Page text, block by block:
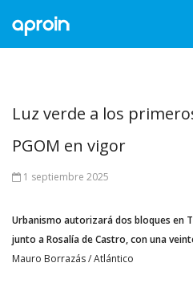
Luz verde a los
PGOM en vigor
1 septiembre 2025
Urbanismo autorizará dos bloques en
junto a Rosalía de Castro, con una
Mauro Borrazás / Atlántico